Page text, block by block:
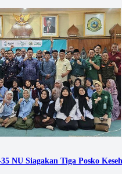
NU Siagakan Tiga Posko